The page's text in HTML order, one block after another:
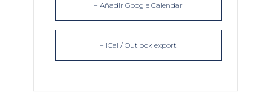
+ Añadir Google Calendar
+ iCal / Outlook export